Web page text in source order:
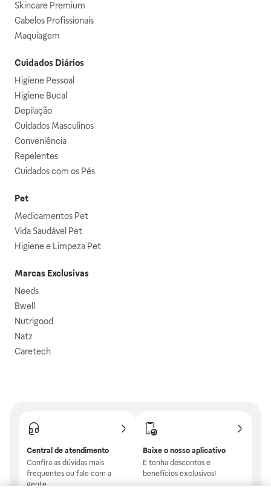
Skincare Premium
Cabelos Profissionais
Maquiagem
Cuidados Diários
Higiene Pessoal
Higiene Bucal
Depilação
Cuidados Masculinos
Conveniência
Repelentes
Cuidados com os Pés
Pet
Medicamentos Pet
Vida Saudável Pet
Higiene e Limpeza Pet
Marcas Exclusivas
Needs
Bwell
Nutrigood
Natz
Caretech
Central de atendimento
Confira as dúvidas mais
frequentes ou fale com a
gente.
Baixe o nosso aplicativo
E tenha descontos e
benefícios exclusivos!